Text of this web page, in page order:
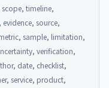
timeline,
source,
sample, limitation,
verification,
date, checklist,
service, product,